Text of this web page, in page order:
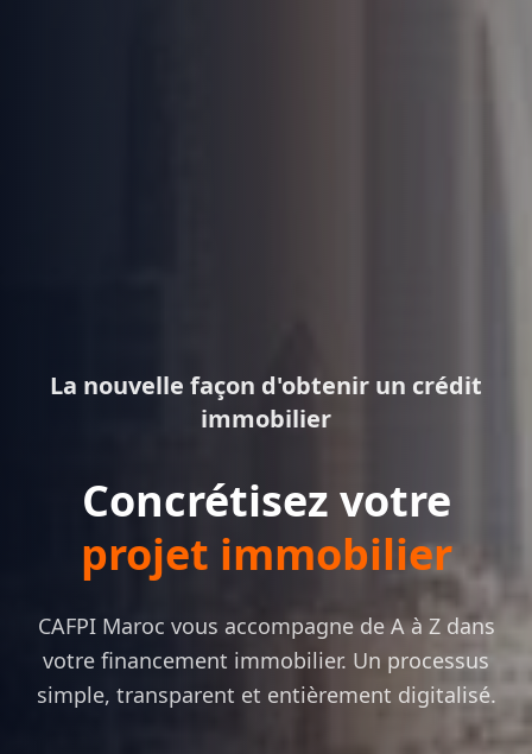
La nouvelle façon d'obtenir un crédit
immobilier
Concrétisez votre
projet immobilier
CAFPI Maroc vous accompagne de A à Z dans
votre financement immobilier. Un processus
simple, transparent et entièrement digitalisé.